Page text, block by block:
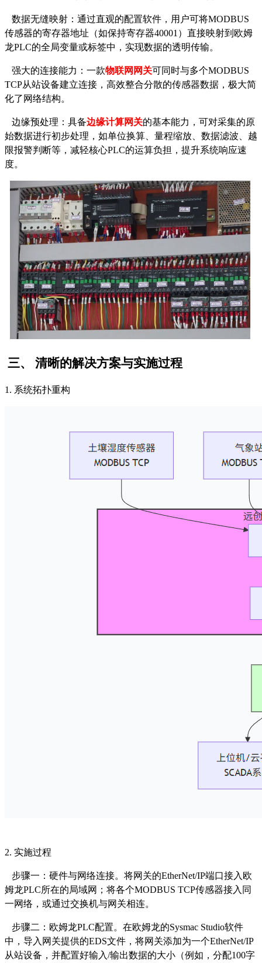
数据无缝映射：通过直观的配置软件，用户可将MODBUS
传感器的寄存器地址（如保持寄存器40001）直接映射到欧姆
龙PLC的全局变量或标签中，实现数据的透明传输。
强大的连接能力：一款物联网网关可同时与多个MODBUS
TCP从站设备建立连接，高效整合分散的传感器数据，极大简
化了网络结构。
边缘预处理：具备边缘计算网关的基本能力，可对采集的原
始数据进行初步处理，如单位换算、量程缩放、数据滤波、越
限报警判断等，减轻核心PLC的运算负担，提升系统响应速
度。
三、 清晰的解决方案与实施过程
1. 系统拓扑重构
2. 实施过程
步骤一：硬件与网络连接。将网关的EtherNet/IP端口接入欧
姆龙PLC所在的局域网；将各个MODBUS TCP传感器接入同
一网络，或通过交换机与网关相连。
步骤二：欧姆龙PLC配置。在欧姆龙的Sysmac Studio软件
中，导入网关提供的EDS文件，将网关添加为一个EtherNet/IP
从站设备，并配置好输入/输出数据的大小（例如，分配100字